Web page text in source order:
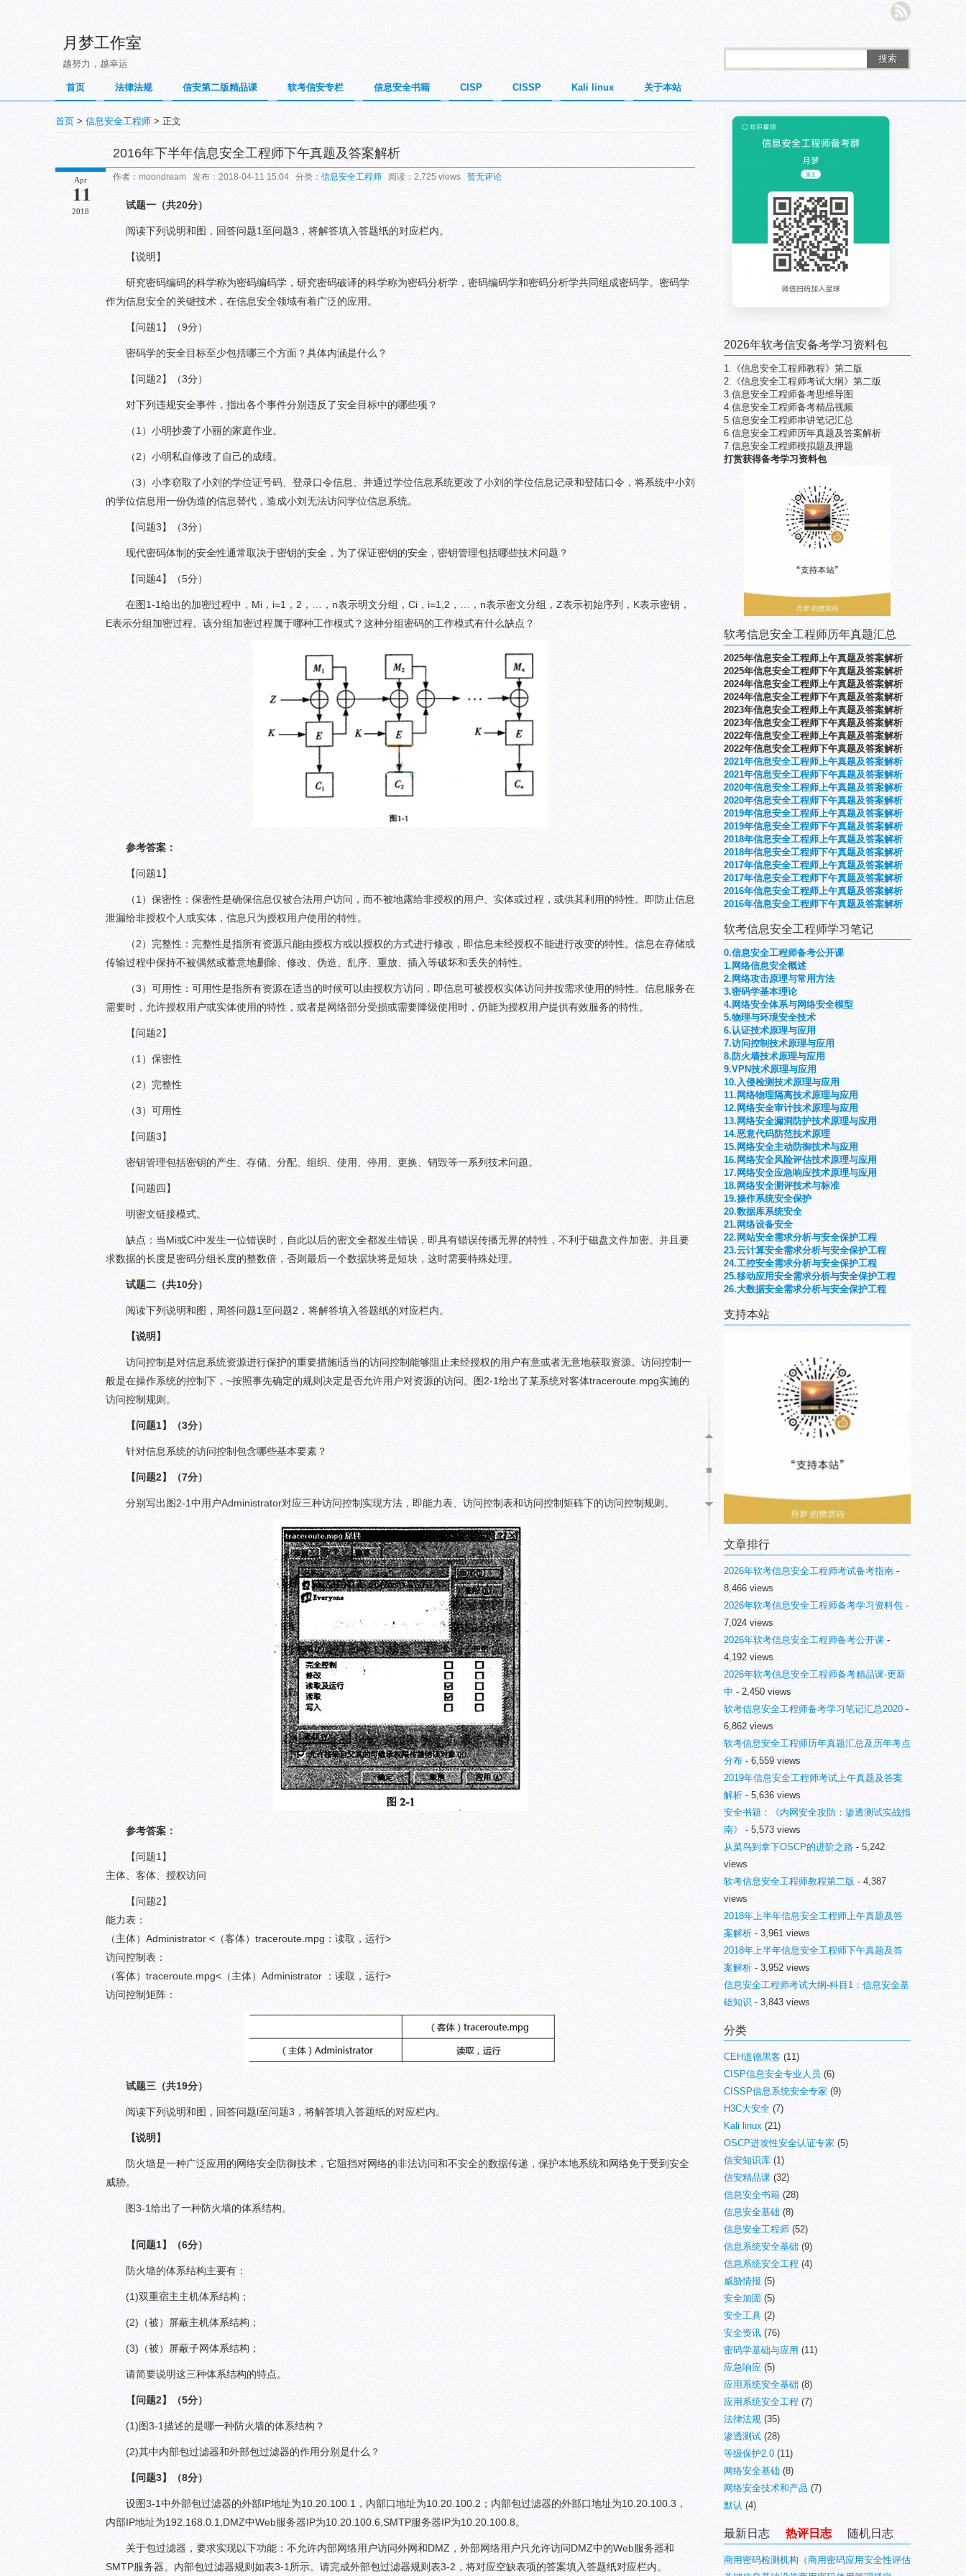
月梦工作室
越努力，越幸运 搜索
首页 法律法规 信安第二版精品课 软考信安专栏 信息安全书籍 CISP CISSP Kali linux 关于本站
首页 > 信息安全工程师 > 正文
2016年下半年信息安全工程师下午真题及答案解析
Apr
11
2018
作者：moondream 发布：2018-04-11 15:04 分类： 信息安全工程师 阅读：2,725 views 暂无评论
试题一（共20分）
阅读下列说明和图，回答问题1至问题3，将解答填入答题纸的对应栏内。
【说明】
研究密码编码的科学称为密码编码学，研究密码破译的科学称为密码分析学，密码编码学和密码分析学共同组成密码学。密码学
作为信息安全的关键技术，在信息安全领域有着广泛的应用。
【问题1】（9分）
密码学的安全目标至少包括哪三个方面？具体内涵是什么？
【问题2】（3分）
对下列违规安全事件，指出各个事件分别违反了安全目标中的哪些项？
（1）小明抄袭了小丽的家庭作业。
（2）小明私自修改了自己的成绩。
（3）小李窃取了小刘的学位证号码、登录口令信息、并通过学位信息系统更改了小刘的学位信息记录和登陆口令，将系统中小刘
的学位信息用一份伪造的信息替代，造成小刘无法访问学位信息系统。
【问题3】（3分）
现代密码体制的安全性通常取决于密钥的安全，为了保证密钥的安全，密钥管理包括哪些技术问题？
【问题4】（5分）
在图1-1给出的加密过程中，Mi，i=1，2，…，n表示明文分组，Ci，i=1,2，…，n表示密文分组，Z表示初始序列，K表示密钥，
E表示分组加密过程。该分组加密过程属于哪种工作模式？这种分组密码的工作模式有什么缺点？
参考答案：
【问题1】
（1）保密性：保密性是确保信息仅被合法用户访问，而不被地露给非授权的用户、实体或过程，或供其利用的特性。即防止信息
泄漏给非授权个人或实体，信息只为授权用户使用的特性。
（2）完整性：完整性是指所有资源只能由授权方或以授权的方式进行修改，即信息未经授权不能进行改变的特性。信息在存储或
传输过程中保持不被偶然或蓄意地删除、修改、伪造、乱序、重放、插入等破坏和丢失的特性。
（3）可用性：可用性是指所有资源在适当的时候可以由授权方访问，即信息可被授权实体访问并按需求使用的特性。信息服务在
需要时，允许授权用户或实体使用的特性，或者是网络部分受损或需要降级使用时，仍能为授权用户提供有效服务的特性。
【问题2】
（1）保密性
（2）完整性
（3）可用性
【问题3】
密钥管理包括密钥的产生、存储、分配、组织、使用、停用、更换、销毁等一系列技术问题。
【问题四】
明密文链接模式。
缺点：当Mi或Ci中发生一位错误时，自此以后的密文全都发生错误，即具有错误传播无界的特性，不利于磁盘文件加密。并且要
求数据的长度是密码分组长度的整数倍，否则最后一个数据块将是短块，这时需要特殊处理。
试题二（共10分）
阅读下列说明和图，周答问题1至问题2，将解答填入答题纸的对应栏内。
【说明】
访问控制是对信息系统资源进行保护的重要措施l适当的访问控制能够阻止未经授权的用户有意或者无意地获取资源。访问控制一
般是在操作系统的控制下，~按照事先确定的规则决定是否允许用户对资源的访问。图2-1给出了某系统对客体traceroute.mpg实施的
访问控制规则。
【问题1】（3分）
针对信息系统的访问控制包含哪些基本要素？
【问题2】（7分）
分别写出图2-1中用户Administrator对应三种访问控制实现方法，即能力表、访问控制表和访问控制矩砗下的访问控制规则。
参考答案：
【问题1】
主体、客体、授权访问
【问题2】
能力表：
（主体）Administrator <（客体）traceroute.mpg：读取，运行>
访问控制表：
（客体）traceroute.mpg<（主体）Administrator ：读取，运行>
访问控制矩阵：
试题三（共19分）
阅读下列说明和图，回答问题l至问题3，将解答填入答题纸的对应栏内。
【说明】
防火墙是一种广泛应用的网络安全防御技术，它阻挡对网络的非法访问和不安全的数据传递，保护本地系统和网络免于受到安全
威胁。
图3-1给出了一种防火墙的体系结构。
【问题1】（6分）
防火墙的体系结构主要有：
(1)双重宿主主机体系结构；
(2)（被）屏蔽主机体系结构；
(3)（被）屏蔽子网体系结构；
请简要说明这三种体系结构的特点。
【问题2】（5分）
(1)图3-1描述的是哪一种防火墙的体系结构？
(2)其中内部包过滤器和外部包过滤器的作用分别是什么？
【问题3】（8分）
设图3-1中外部包过滤器的外部IP地址为10.20.100.1，内部口地址为10.20.100.2；内部包过滤器的外部口地址为10.20.100.3，
内部IP地址为192.168.0.1,DMZ中Web服务器IP为10.20.100.6,SMTP服务器IP为10.20.100.8。
关于包过滤器，要求实现以下功能：不允许内部网络用户访问外网和DMZ，外部网络用户只允许访问DMZ中的Web服务器和
SMTP服务器。内部包过滤器规则如表3-1所示。请完成外部包过滤器规则表3-2，将对应空缺表项的答案填入答题纸对应栏内。
2026年软考信安备考学习资料包
1.《信息安全工程师教程》第二版
2.《信息安全工程师考试大纲》第二版
3.信息安全工程师备考思维导图
4.信息安全工程师备考精品视频
5.信息安全工程师串讲笔记汇总
6.信息安全工程师历年真题及答案解析
7.信息安全工程师模拟题及押题
打赏获得备考学习资料包
软考信息安全工程师历年真题汇总
2025年信息安全工程师上午真题及答案解析
2025年信息安全工程师下午真题及答案解析
2024年信息安全工程师上午真题及答案解析
2024年信息安全工程师下午真题及答案解析
2023年信息安全工程师上午真题及答案解析
2023年信息安全工程师下午真题及答案解析
2022年信息安全工程师上午真题及答案解析
2022年信息安全工程师下午真题及答案解析
2021年信息安全工程师上午真题及答案解析
2021年信息安全工程师下午真题及答案解析
2020年信息安全工程师上午真题及答案解析
2020年信息安全工程师下午真题及答案解析
2019年信息安全工程师上午真题及答案解析
2019年信息安全工程师下午真题及答案解析
2018年信息安全工程师上午真题及答案解析
2018年信息安全工程师下午真题及答案解析
2017年信息安全工程师上午真题及答案解析
2017年信息安全工程师下午真题及答案解析
2016年信息安全工程师上午真题及答案解析
2016年信息安全工程师下午真题及答案解析
软考信息安全工程师学习笔记
0.信息安全工程师备考公开课
1.网络信息安全概述
2.网络攻击原理与常用方法
3.密码学基本理论
4.网络安全体系与网络安全模型
5.物理与环境安全技术
6.认证技术原理与应用
7.访问控制技术原理与应用
8.防火墙技术原理与应用
9.VPN技术原理与应用
10.入侵检测技术原理与应用
11.网络物理隔离技术原理与应用
12.网络安全审计技术原理与应用
13.网络安全漏洞防护技术原理与应用
14.恶意代码防范技术原理
15.网络安全主动防御技术与应用
16.网络安全风险评估技术原理与应用
17.网络安全应急响应技术原理与应用
18.网络安全测评技术与标准
19.操作系统安全保护
20.数据库系统安全
21.网络设备安全
22.网站安全需求分析与安全保护工程
23.云计算安全需求分析与安全保护工程
24.工控安全需求分析与安全保护工程
25.移动应用安全需求分析与安全保护工程
26.大数据安全需求分析与安全保护工程
支持本站
文章排行
2026年软考信息安全工程师考试备考指南 -
8,466 views
2026年软考信息安全工程师备考学习资料包 -
7,024 views
2026年软考信息安全工程师备考公开课 -
4,192 views
2026年软考信息安全工程师备考精品课-更新
中 - 2,450 views
软考信息安全工程师备考学习笔记汇总2020 -
6,862 views
软考信息安全工程师历年真题汇总及历年考点
分布 - 6,559 views
2019年信息安全工程师考试上午真题及答案
解析 - 5,636 views
安全书籍：《内网安全攻防：渗透测试实战指
南》
- 5,573 views
从菜鸟到拿下OSCP的进阶之路 - 5,242
views
软考信息安全工程师教程第二版 - 4,387
views
2018年上半年信息安全工程师上午真题及答
案解析 - 3,961 views
2018年上半年信息安全工程师下午真题及答
案解析 - 3,952 views
信息安全工程师考试大纲-科目1：信息安全基
础知识 - 3,843 views
分类
CEH道德黑客 (11)
CISP信息安全专业人员 (6)
CISSP信息系统安全专家 (9)
H3C大安全 (7)
Kali linux (21)
OSCP进攻性安全认证专家 (5)
信安知识库 (1)
信安精品课 (32)
信息安全书籍 (28)
信息安全基础 (8)
信息安全工程师 (52)
信息系统安全基础 (9)
信息系统安全工程 (4)
威胁情报 (5)
安全加固 (5)
安全工具 (2)
安全资讯 (76)
密码学基础与应用 (11)
应急响应 (5)
应用系统安全基础 (8)
应用系统安全工程 (7)
法律法规 (35)
渗透测试 (28)
等级保护2.0 (11)
网络安全基础 (8)
网络安全技术和产品 (7)
默认 (4)
最新日志 热评日志 随机日志
商用密码检测机构（商用密码应用安全性评估